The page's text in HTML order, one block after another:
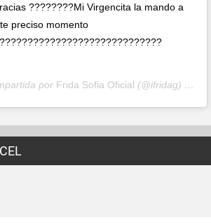
????????Mi Virgencita la mando a
preciso momento
por Frida Sofia Oficial (@ifridag) el